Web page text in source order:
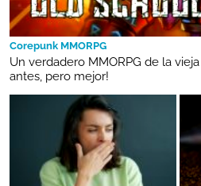
Corepunk MMORPG
Un verdadero MMORPG de la
antes, pero mejor!